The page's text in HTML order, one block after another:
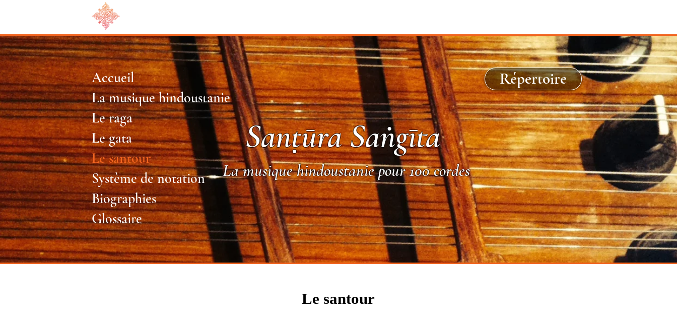
Accueil
La musique hindoustanie
Le raga
Le gata
Le santour
Système de notation
Biographies
Glossaire
Sanṭūra Saṅgīta
La musique hindoustanie pour 100 cordes
Répertoire
Le santour